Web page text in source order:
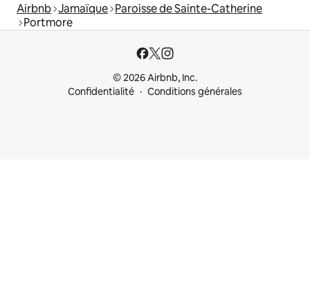
Airbnb Jamaïque Paroisse de Sainte-Catherine
Portmore
© 2026 Airbnb, Inc.
Confidentialité
Conditions générales